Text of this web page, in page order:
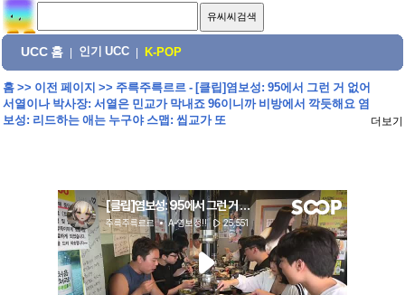
UCC 홈 인기 UCC K-POP
홈>> 이전 페이지 >> 주륵주륵르르 - [클립]염보성: 95에서 그런 거 없어
서열이나 박사장: 서열은 민교가 막내죠 96이니까 비방에서 깍듯해요 염
보성: 리드하는 애는 누구야 스맵: 씹교가 또
더보기